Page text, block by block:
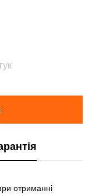
отриманні